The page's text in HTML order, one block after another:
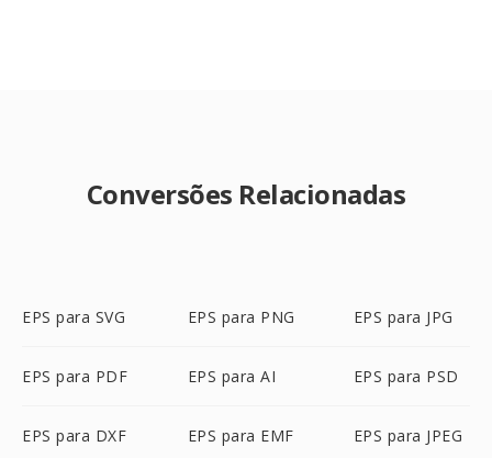
Conversões Relacionadas
EPS para SVG EPS para PNG EPS para JPG
EPS para PDF EPS para AI EPS para PSD
EPS para DXF EPS para EMF EPS para JPEG